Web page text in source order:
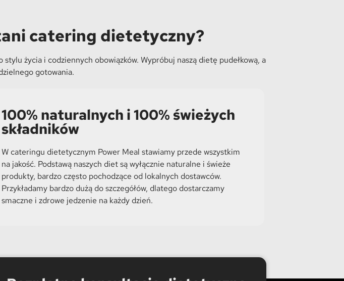
catering dietetyczny?
życia i codziennych obowiązków. Wypróbuj naszą dietę pudełkową, a
gotowania.
100% naturalnych i 100% świeżych
składników
W cateringu dietetycznym Power Meal stawiamy przede wszystkim
na jakość. Podstawą naszych diet są wyłącznie naturalne i świeże
produkty, bardzo często pochodzące od lokalnych dostawców.
Przykładamy bardzo dużą do szczegółów, dlatego dostarczamy
smaczne i zdrowe jedzenie na każdy dzień.